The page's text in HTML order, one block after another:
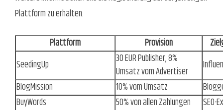
Plattform zu erhalten.
Plattform Provision
SeedingUp
30 EUR Publisher, 8%
Umsatz vom Advertiser
BlogMission
10% vom Umsatz
BuyWords
50% von allen Zahlungen
SEO-